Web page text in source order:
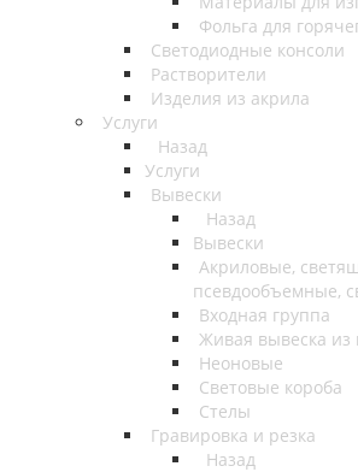
Фольга для
Светодиодные консоли
Растворители
Изделия из акрила
Услуги
Назад
Услуги
Вывески
Назад
Вывески
Акриловые,
псевдообъемные,
Входная группа
Живая вывеска из
Неоновые
Световые короба
Стелы
Гравировка и резка
Назад